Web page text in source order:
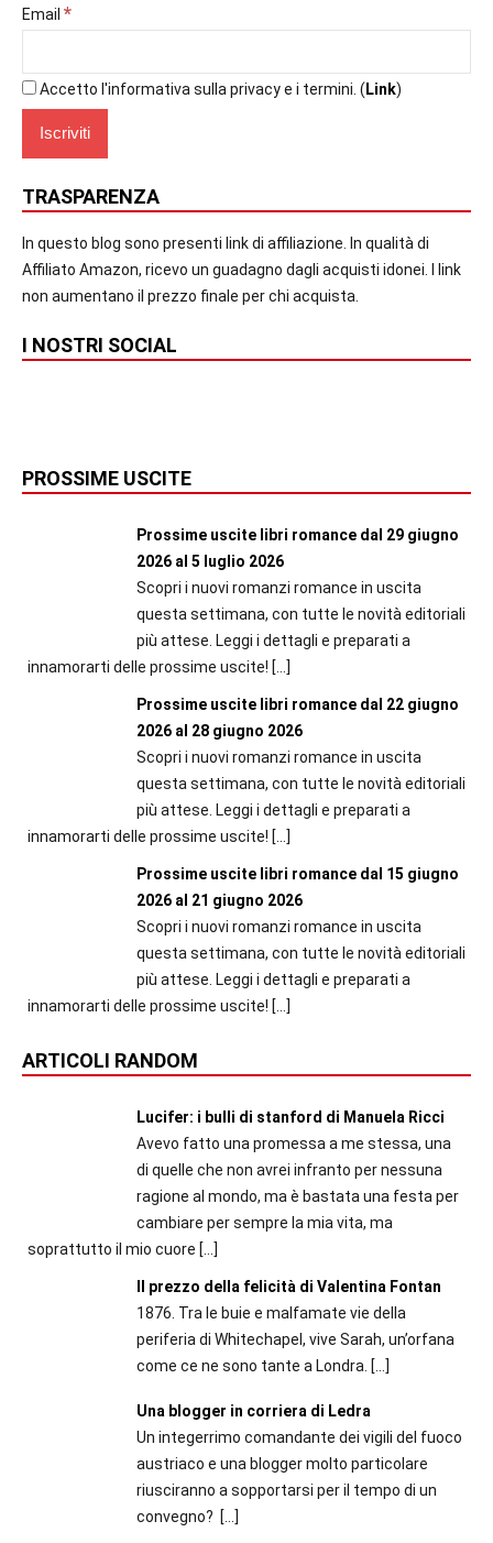
Email *
Accetto l'informativa sulla privacy e i termini. ( Link)
TRASPARENZA
In questo blog sono presenti link di affiliazione. In qualità di
Affiliato Amazon, ricevo un guadagno dagli acquisti idonei. I link
non aumentano il prezzo finale per chi acquista.
I NOSTRI SOCIAL
PROSSIME USCITE
Prossime uscite libri romance dal 29 giugno
2026 al 5 luglio 2026
Scopri i nuovi romanzi romance in uscita
questa settimana, con tutte le novità editoriali
più attese. Leggi i dettagli e preparati a
innamorarti delle prossime uscite! […]
Prossime uscite libri romance dal 22 giugno
2026 al 28 giugno 2026
Scopri i nuovi romanzi romance in uscita
questa settimana, con tutte le novità editoriali
più attese. Leggi i dettagli e preparati a
innamorarti delle prossime uscite! […]
Prossime uscite libri romance dal 15 giugno
2026 al 21 giugno 2026
Scopri i nuovi romanzi romance in uscita
questa settimana, con tutte le novità editoriali
più attese. Leggi i dettagli e preparati a
innamorarti delle prossime uscite! […]
ARTICOLI RANDOM
Lucifer: i bulli di stanford di Manuela Ricci
Avevo fatto una promessa a me stessa, una
di quelle che non avrei infranto per nessuna
ragione al mondo, ma è bastata una festa per
cambiare per sempre la mia vita, ma
soprattutto il mio cuore […]
Il prezzo della felicità di Valentina Fontan
1876. Tra le buie e malfamate vie della
periferia di Whitechapel, vive Sarah, un’orfana
come ce ne sono tante a Londra. […]
Una blogger in corriera di Ledra
Un integerrimo comandante dei vigili del fuoco
austriaco e una blogger molto particolare
riusciranno a sopportarsi per il tempo di un
convegno? […]